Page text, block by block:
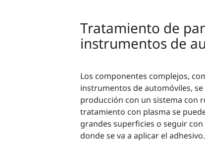
Tratamiento de
instrumentos de
Los componentes complejos,
instrumentos de automóviles,
producción con un sistema con
tratamiento con plasma se
grandes superficies o seguir
donde se va a aplicar el adhesivo.